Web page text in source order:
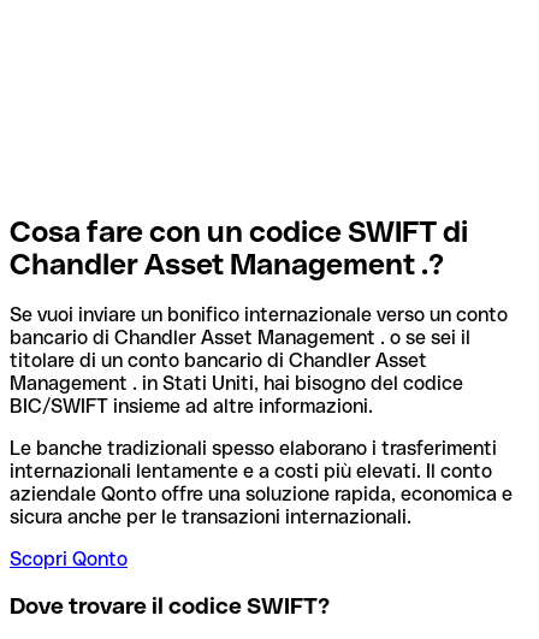
Cosa fare con un codice SWIFT di
Chandler Asset Management .?
Se vuoi inviare un bonifico internazionale verso un conto
bancario di Chandler Asset Management . o se sei il
titolare di un conto bancario di Chandler Asset
Management . in Stati Uniti, hai bisogno del codice
BIC/SWIFT insieme ad altre informazioni.
Le banche tradizionali spesso elaborano i trasferimenti
internazionali lentamente e a costi più elevati. Il conto
aziendale Qonto offre una soluzione rapida, economica e
sicura anche per le transazioni internazionali.
Scopri Qonto
Dove trovare il codice SWIFT?